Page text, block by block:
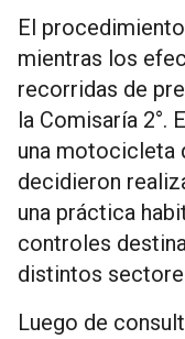
El
mientras los
recorridas de
la Comisaría 2°.
una motocicleta
decidieron
una práctica
controles
distintos
Luego de